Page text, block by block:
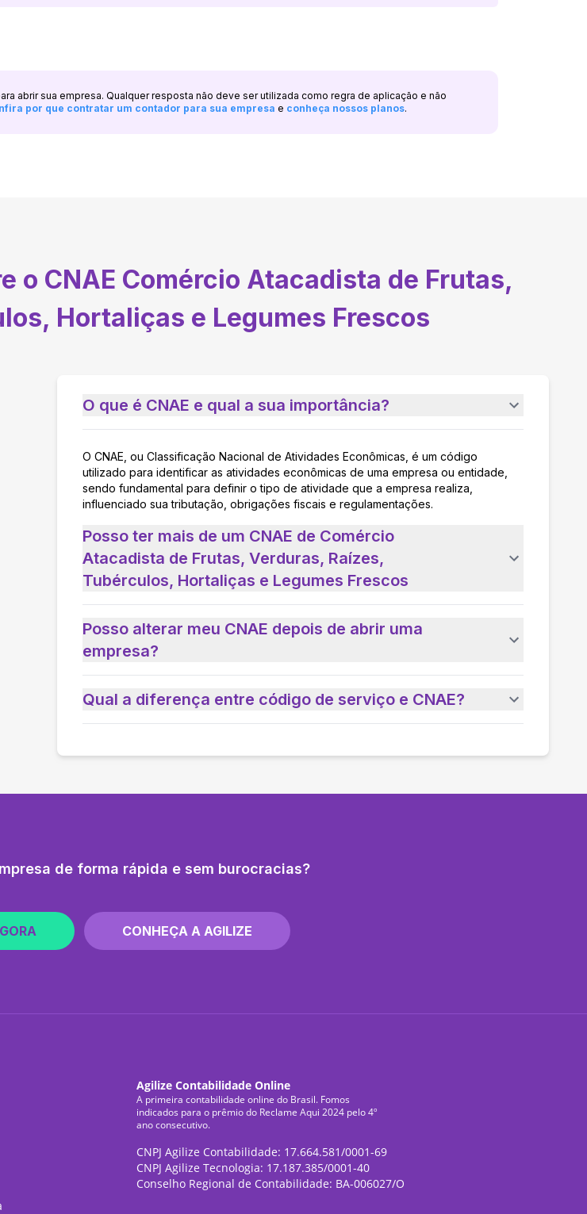
abrir sua empresa. Qualquer resposta não deve ser utilizada como regra de aplicação e não
por que contratar um contador para sua empresa e conheça nossos planos.
o CNAE Comércio Atacadista de Frutas,
Hortaliças e Legumes Frescos
O que é CNAE e qual a sua importância?
O CNAE, ou Classificação Nacional de Atividades Econômicas, é um código
utilizado para identificar as atividades econômicas de uma empresa ou entidade,
sendo fundamental para definir o tipo de atividade que a empresa realiza,
influenciado sua tributação, obrigações fiscais e regulamentações.
Posso ter mais de um CNAE de Comércio
Atacadista de Frutas, Verduras, Raízes,
Tubérculos, Hortaliças e Legumes Frescos
Posso alterar meu CNAE depois de abrir uma
empresa?
Qual a diferença entre código de serviço e CNAE?
de forma rápida e sem burocracias?
CONHEÇA A AGILIZE
Agilize Contabilidade Online
A primeira contabilidade online do Brasil. Fomos
indicados para o prêmio do Reclame Aqui 2024 pelo 4º
ano consecutivo.
CNPJ Agilize Contabilidade: 17.664.581/0001-69
CNPJ Agilize Tecnologia: 17.187.385/0001-40
Conselho Regional de Contabilidade: BA-006027/O